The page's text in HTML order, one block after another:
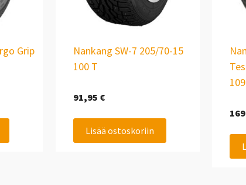
Grip
Nankang SW-7 205/70-15
100 T
91,95 €
Lisää ostoskoriin